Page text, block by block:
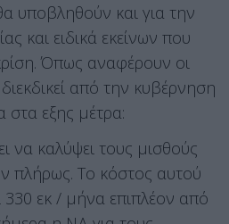
υποβληθούν και για την
και ειδικά εκείνων που
Όπως αναφέρουν οι
από την κυβέρνηση
εξης μέτρα:
να καλύψει τους μισθούς
πλήρως. Το κόστος αυτού
330 εκ / μήνα επιπλέον από